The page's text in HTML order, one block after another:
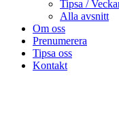
Tipsa /
Alla avsnitt
Om oss
Prenumerera
Tipsa oss
Kontakt